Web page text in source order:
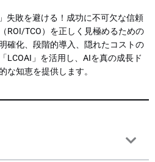
失敗を避ける！成功に不可欠な信頼
ROI/TCO）を正しく見極めるための
確化、段階的導入、隠れたコストの
LCOAI」を活用し、AIを真の成長ド
な知恵を提供します。